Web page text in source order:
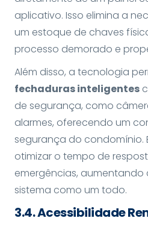
aplicativo. Isso elimina a
um estoque de chaves
processo demorado e
Além disso, a tecnologia
fechaduras inteligentes
de segurança, como
alarmes, oferecendo um
segurança do condomínio.
otimizar o tempo de
emergências, aumentando
sistema como um todo.
3.4. Acessibilidade